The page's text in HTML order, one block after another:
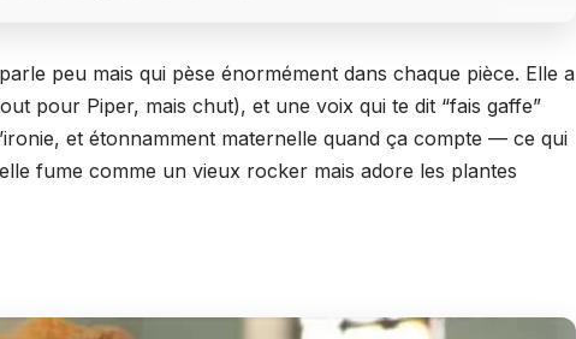
peu mais qui pèse énormément dans chaque pièce. Elle a
pour Piper, mais chut), et une voix qui te dit “fais gaffe”
et étonnamment maternelle quand ça compte — ce qui
fume comme un vieux rocker mais adore les plantes